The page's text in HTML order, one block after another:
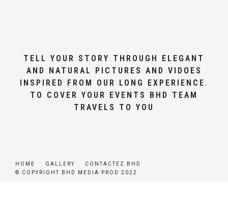
TELL YOUR STORY THROUGH ELEGANT
AND NATURAL PICTURES AND VIDOES
INSPIRED FROM OUR LONG EXPERIENCE.
TO COVER YOUR EVENTS BHD TEAM
TRAVELS TO YOU
HOME GALLERY
CONTACTEZ BHD
© COPYRIGHT BHD MEDIA PROD 2022